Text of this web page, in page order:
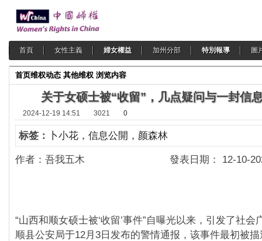
首頁 女性主義 婦女權益 加州分部 特別報導 圖
首页维权动态 其他维权 浏览内容
关于女硕士被“收留”，几点疑问与一封信
2024-12-19 14:51 3021 0
标签： 卜小花，信息公開，颜森林
作者：吾我五木 發表日期： 12-10-
“山西和顺女硕士被‘收留’事件”自曝光以来，引发了社会
顺县公安局于12月3日发布的警情通报，该事件最初被